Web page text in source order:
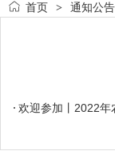
首页 > 通知公告
欢迎参加丨2022年